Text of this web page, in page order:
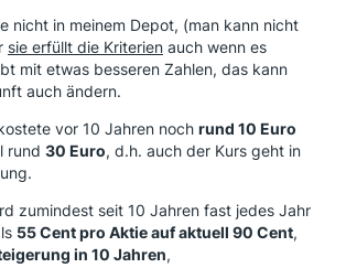
nicht in meinem Depot, (man kann nicht
sie erfüllt die Kriterien auch wenn es
mit etwas besseren Zahlen, das kann
auch ändern.
vor 10 Jahren noch rund 10 Euro
rund 30 Euro, d.h. auch der Kurs geht in
zumindest seit 10 Jahren fast jedes Jahr
55 Cent pro Aktie auf aktuell 90 Cent,
in 10 Jahren,